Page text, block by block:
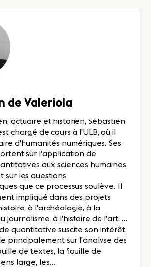
de Valeriola
actuaire et historien, Sébastien
chargé de cours à l'ULB, où il
d'humanités numériques. Ses
sur l'application de
aux sciences humaines
sur les questions
que ce processus soulève. Il
impliqué dans des projets
à l'archéologie, à la
journalisme, à l'histoire de l'art, ...
quantitative suscite son intérêt,
principalement sur l'analyse des
de textes, la fouille de
large, les...